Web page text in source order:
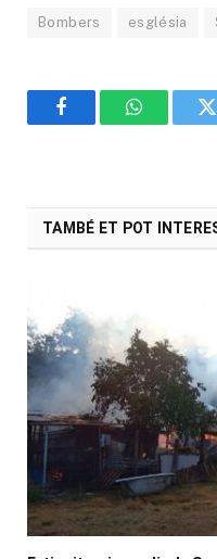
Bombers església
FacebookWhatsApp
TAMBÉ ET POT